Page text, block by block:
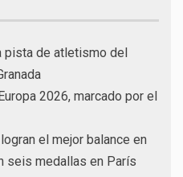
pista de atletismo del
2026, marcado por el
el mejor balance en
seis medallas en París